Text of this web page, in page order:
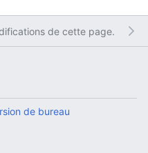
de cette page.
de bureau